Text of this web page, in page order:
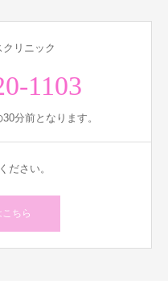
リニック
1103
分前となります。
ださい。
ちら